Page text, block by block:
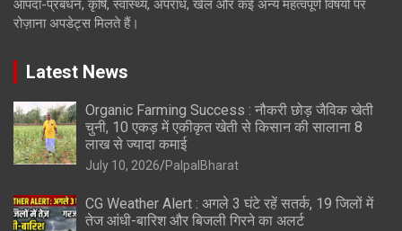
आपदा-प्रबंधन, कृषि, स्वास्थ्य, अपराध, खेल और कई अन्य महत्वपूर्ण विषयों पर
रोज़ाना अपडेट्स मिलते हैं।
Latest News
Organic Farming Success : नौकरी छोड़ जैविक खेती
चुनी, 10 एकड़ में एकीकृत खेती से किसान की सालाना 8
लाख से ज्यादा कमाई
July 10, 2026 PalpalBharat
CG Weather Alert : अगले 3 घंटे रहें सतर्क, 19 जिलों में
तेज आंधी-बारिश और बिजली गिरने का अलर्ट